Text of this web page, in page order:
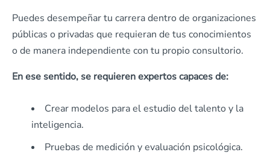
Puedes desempeñar tu carrera dentro de organizaciones
públicas o privadas que requieran de tus conocimientos
o de manera independiente con tu propio consultorio.
En ese sentido, se requieren expertos capaces de:
Crear modelos para el estudio del talento y la
inteligencia.
Pruebas de medición y evaluación psicológica.